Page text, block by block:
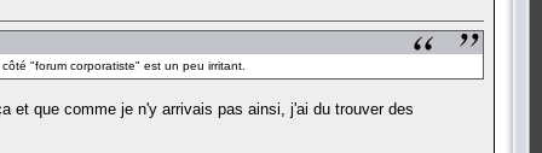
"forum corporatiste" est un peu irritant.
et que comme je n'y arrivais pas ainsi, j'ai du trouver des